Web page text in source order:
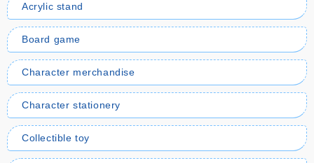
Acrylic stand
Board game
Character merchandise
Character stationery
Collectible toy